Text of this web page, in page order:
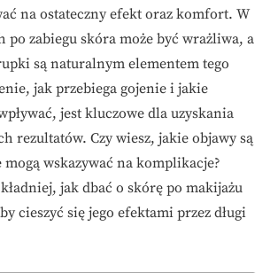
na ostateczny efekt oraz komfort. W
po zabiegu skóra może być wrażliwa, a
są naturalnym elementem tego
jak przebiega gojenie i jakie
jest kluczowe dla uzyskania
rezultatów. Czy wiesz, jakie objawy są
wskazywać na komplikacje?
jak dbać o skórę po makijażu
cieszyć się jego efektami przez długi